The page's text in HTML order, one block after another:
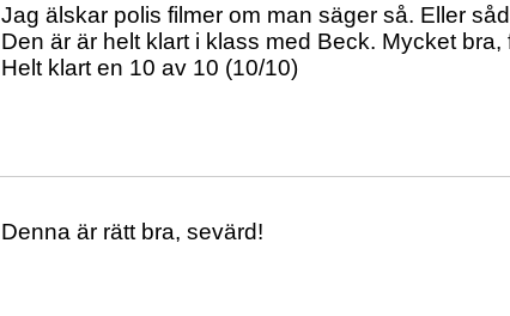
Jag älskar polis filmer om man säger så. Eller
Den är är helt klart i klass med Beck. Mycket
Helt klart en 10 av 10 (10/10)
Denna är rätt bra, sevärd!